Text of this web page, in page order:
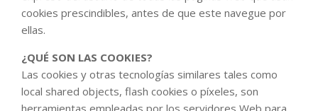
cookies prescindibles, antes de que este navegue por
ellas.
¿QUÉ SON LAS COOKIES?
Las cookies y otras tecnologías similares tales como
local shared objects, flash cookies o píxeles, son
herramientas empleadas por los servidores Web para